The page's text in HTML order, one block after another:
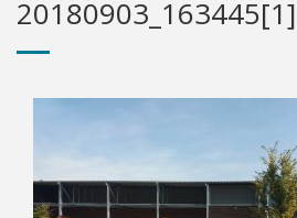
20180903_163445[1]